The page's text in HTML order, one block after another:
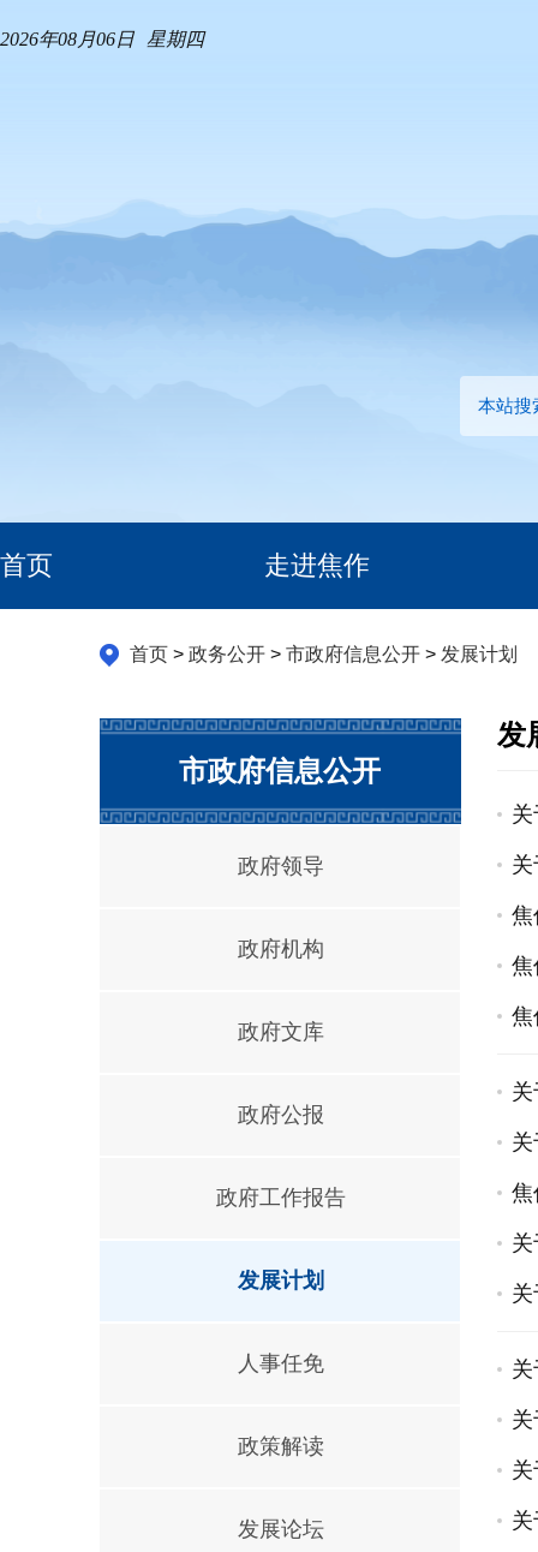
2026年08月06日 星期四
本站搜
首页 走进焦作
首页> 政务公开> 市政府信息公开> 发展计划
市政府信息公开
政府领导
政府机构
政府文库
政府公报
政府工作报告
发展计划
人事任免
政策解读
发展论坛
发
焦
焦
焦
焦